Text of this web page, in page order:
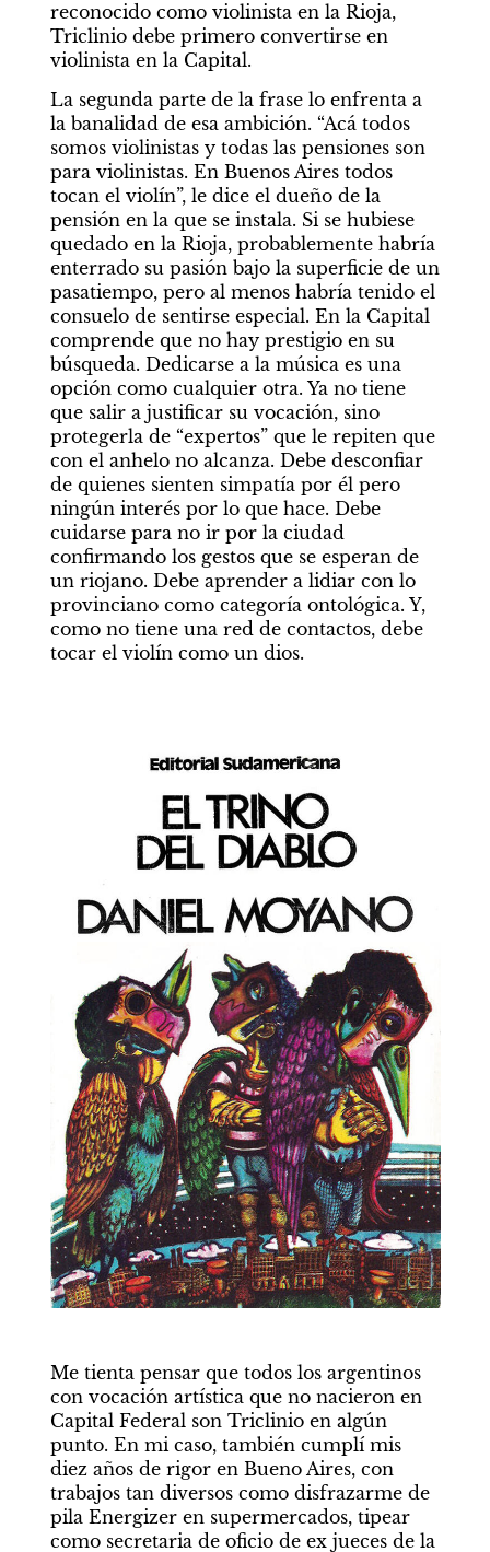
reconocido como violinista en la Rioja,
Triclinio debe primero convertirse en
violinista en la Capital.
La segunda parte de la frase lo enfrenta a
la banalidad de esa ambición. “Acá todos
somos violinistas y todas las pensiones son
para violinistas. En Buenos Aires todos
tocan el violín”, le dice el dueño de la
pensión en la que se instala. Si se hubiese
quedado en la Rioja, probablemente habría
enterrado su pasión bajo la superficie de un
pasatiempo, pero al menos habría tenido el
consuelo de sentirse especial. En la Capital
comprende que no hay prestigio en su
búsqueda. Dedicarse a la música es una
opción como cualquier otra. Ya no tiene
que salir a justificar su vocación, sino
protegerla de “expertos” que le repiten que
con el anhelo no alcanza. Debe desconfiar
de quienes sienten simpatía por él pero
ningún interés por lo que hace. Debe
cuidarse para no ir por la ciudad
confirmando los gestos que se esperan de
un riojano. Debe aprender a lidiar con lo
provinciano como categoría ontológica. Y,
como no tiene una red de contactos, debe
tocar el violín como un dios.
Me tienta pensar que todos los argentinos
con vocación artística que no nacieron en
Capital Federal son Triclinio en algún
punto. En mi caso, también cumplí mis
diez años de rigor en Bueno Aires, con
trabajos tan diversos como disfrazarme de
pila Energizer en supermercados, tipear
como secretaria de oficio de ex jueces de la